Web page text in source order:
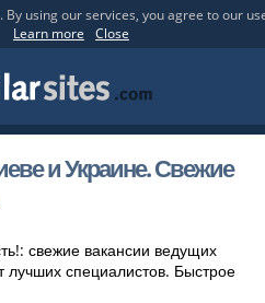
using our services, you agree to our
Learn more Close
и Украине. Свежие
свежие вакансии ведущих
специалистов. Быстрое